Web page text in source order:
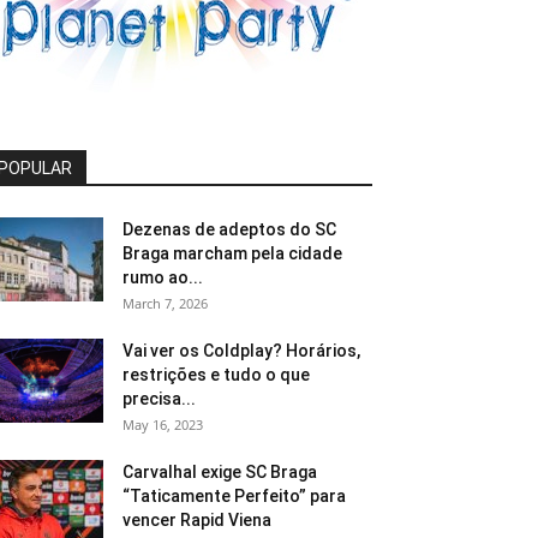
Dezenas de adeptos do SC
Braga marcham pela cidade
rumo ao...
March 7, 2026
Vai ver os Coldplay? Horários,
restrições e tudo o que
precisa...
May 16, 2023
Carvalhal exige SC Braga
“Taticamente Perfeito” para
vencer Rapid Viena